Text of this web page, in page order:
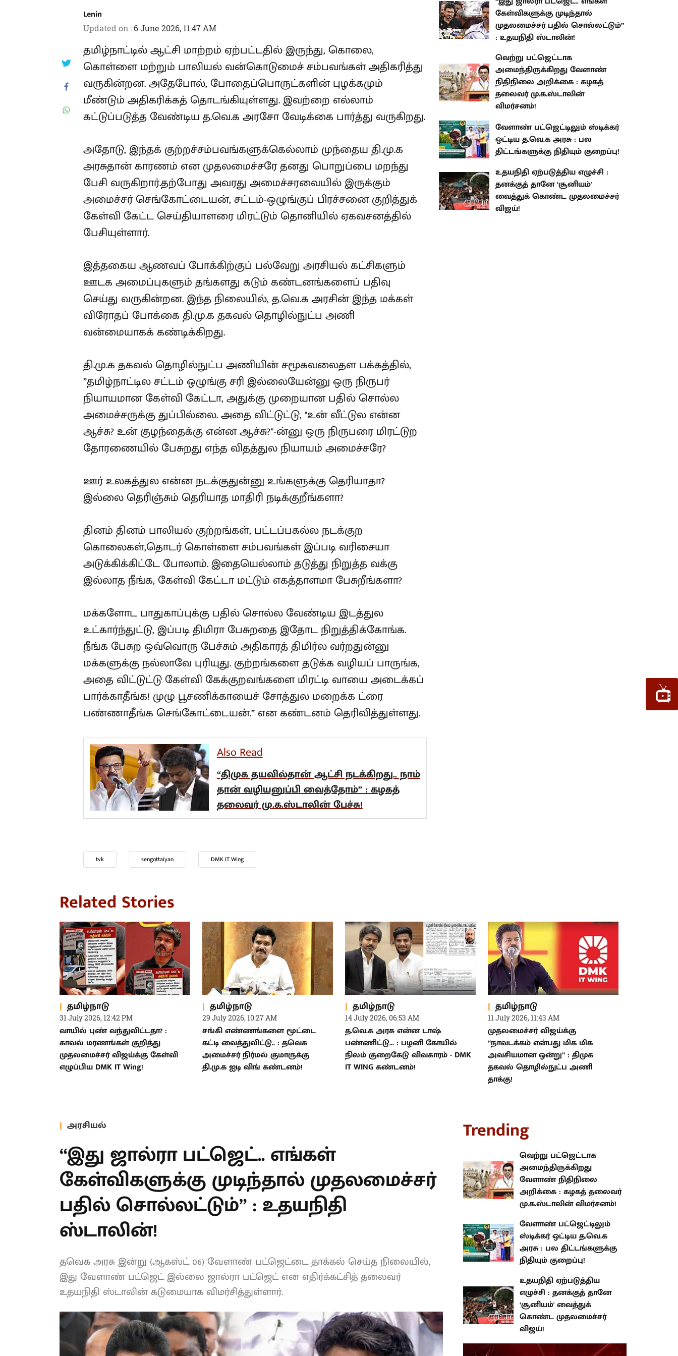
Lenin
Updated on : 6 June 2026, 11:47 AM
தமிழ்நாட்டில் ஆட்சி மாற்றம் ஏற்பட்டதில் இருந்து, கொலை,
கொள்ளை மற்றும் பாலியல் வன்கொடுமைச் சம்பவங்கள் அதிகரித்து
வருகின்றன. அதேபோல், போதைப்பொருட்களின் புழக்கமும்
மீண்டும் அதிகரிக்கத் தொடங்கியுள்ளது. இவற்றை எல்லாம்
கட்டுப்படுத்த வேண்டிய த.வெ.க அரசோ வேடிக்கை பார்த்து வருகிறது.
அதோடு, இந்தக் குற்றச்சம்பவங்களுக்கெல்லாம் முந்தைய தி.மு.க
அரசுதான் காரணம் என முதலமைச்சரே தனது பொறுப்பை மறந்து
பேசி வருகிறார்.தற்போது அவரது அமைச்சரவையில் இருக்கும்
அமைச்சர் செங்கோட்டையன், சட்டம்-ஒழுங்குப் பிரச்சனை குறித்துக்
கேள்வி கேட்ட செய்தியாளரை மிரட்டும் தொனியில் ஏகவசனத்தில்
பேசியுள்ளார்.
இத்தகைய ஆணவப் போக்கிற்குப் பல்வேறு அரசியல் கட்சிகளும்
ஊடக அமைப்புகளும் தங்களது கடும் கண்டனங்களைப் பதிவு
செய்து வருகின்றன. இந்த நிலையில், த.வெ.க அரசின் இந்த மக்கள்
விரோதப் போக்கை தி.மு.க தகவல் தொழில்நுட்ப அணி
வன்மையாகக் கண்டிக்கிறது.
தி.மு.க தகவல் தொழில்நுட்ப அணியின் சமூகவலைதள பக்கத்தில்,
”தமிழ்நாட்டில சட்டம் ஒழுங்கு சரி இல்லையேன்னு ஒரு நிருபர்
நியாயமான கேள்வி கேட்டா, அதுக்கு முறையான பதில் சொல்ல
அமைச்சருக்கு துப்பில்லை. அதை விட்டுட்டு, "உன் வீட்டுல என்ன
ஆச்சு? உன் குழந்தைக்கு என்ன ஆச்சு?"-ன்னு ஒரு நிருபரை மிரட்டுற
தோரணையில் பேசுறது எந்த விதத்துல நியாயம் அமைச்சரே?
ஊர் உலகத்துல என்ன நடக்குதுன்னு உங்களுக்கு தெரியாதா?
இல்லை தெரிஞ்சும் தெரியாத மாதிரி நடிக்குறீங்களா?
தினம் தினம் பாலியல் குற்றங்கள், பட்டப்பகல்ல நடக்குற
கொலைகள்,தொடர் கொள்ளை சம்பவங்கள் இப்படி வரிசையா
அடுக்கிக்கிட்டே போலாம். இதையெல்லாம் தடுத்து நிறுத்த வக்கு
இல்லாத நீங்க, கேள்வி கேட்டா மட்டும் எகத்தாளமா பேசுறீங்களா?
மக்களோட பாதுகாப்புக்கு பதில் சொல்ல வேண்டிய இடத்துல
உட்கார்ந்துட்டு, இப்படி திமிரா பேசுறதை இதோட நிறுத்திக்கோங்க.
நீங்க பேசுற ஒவ்வொரு பேச்சும் அதிகாரத் திமிர்ல வர்றதுன்னு
மக்களுக்கு நல்லாவே புரியுது. குற்றங்களை தடுக்க வழியப் பாருங்க,
அதை விட்டுட்டு கேள்வி கேக்குறவங்களை மிரட்டி வாயை அடைக்கப்
பார்க்காதீங்க! முழு பூசணிக்காயைச் சோத்துல மறைக்க ட்ரை
பண்ணாதீங்க செங்கோட்டையன்.” என கண்டனம் தெரிவித்துள்ளது.
Also Read
“திமுக தயவில்தான் ஆட்சி நடக்கிறது.. நாம்
தான் வழியனுப்பி வைத்தோம்” : கழகத்
தலைவர் மு.க.ஸ்டாலின் பேச்சு!
tvk sengottaiyan DMK IT Wing
கேள்விகளுக்கு முடிந்தால்
முதலமைச்சர் பதில் சொல்லட்டும்”
: உதயநிதி ஸ்டாலின்!
வெற்று பட்ஜெட்டாக
அமைந்திருக்கிறது வேளாண்
நிதிநிலை அறிக்கை : கழகத்
தலைவர் மு.க.ஸ்டாலின்
விமர்சனம்!
வேளாண் பட்ஜெட்டிலும் ஸ்டிக்கர்
ஒட்டிய த.வெ.க அரசு : பல
திட்டங்களுக்கு நிதியும் குறைப்பு!
உதயநிதி ஏற்படுத்திய எழுச்சி :
தனக்குத் தானே ‘சூனியம்'
வைத்துக் கொண்ட முதலமைச்சர்
விஜய்!
Related Stories
தமிழ்நாடு
31 July 2026, 12:42 PM
வாயில் புண் வந்துவிட்டதா? :
காவல் மரணங்கள் குறித்து
முதலமைச்சர் விஜய்க்கு கேள்வி
எழுப்பிய DMK IT Wing!
தமிழ்நாடு
29 July 2026, 10:27 AM
சங்கி எண்ணங்களை மூட்டை
கட்டி வைத்துவிட்டு.. : தவெக
அமைச்சர் நிர்மல் குமாருக்கு
தி.மு.க ஐடி விங் கண்டனம்!
தமிழ்நாடு
14 July 2026, 06:53 AM
த.வெ.க அரசு என்ன டாஷ்
பண்ணிட்டு... : பழனி கோயில்
நிலம் குறைகேடு விவகாரம் - DMK
IT WING கண்டனம்!
தமிழ்நாடு
11 July 2026, 11:43 AM
முதலமைச்சர் விஜய்க்கு
“நாவடக்கம் என்பது மிக மிக
அவசியமான ஒன்று” : திமுக
தகவல் தொழில்நுட்ப அணி
தாக்கு!
அரசியல்
“இது ஜால்ரா பட்ஜெட்.. எங்கள்
கேள்விகளுக்கு முடிந்தால்
முதலமைச்சர் பதில் சொல்லட்டும்” :
உதயநிதி ஸ்டாலின்!
தவெக அரசு இன்று (ஆகஸ்ட் 06) வேளாண் பட்ஜெட்டை தாக்கல் செய்த
நிலையில், இது வேளாண் பட்ஜெட் இல்லை ஜால்ரா பட்ஜெட் என எதிர்க்கட்சித்
தலைவர் உதயநிதி ஸ்டாலின் கடுமையாக விமர்சித்துள்ளார்.
Trending
வெற்று பட்ஜெட்டாக
அமைந்திருக்கிறது வேளாண்
நிதிநிலை அறிக்கை : கழகத்
தலைவர் மு.க.ஸ்டாலின்
விமர்சனம்!
வேளாண் பட்ஜெட்டிலும் ஸ்டிக்கர்
ஒட்டிய த.வெ.க அரசு : பல
திட்டங்களுக்கு நிதியும் குறைப்பு!
தனக்குத் தானே ‘சூனியம்'
வைத்துக் கொண்ட முதலமைச்சர்
விஜய்!